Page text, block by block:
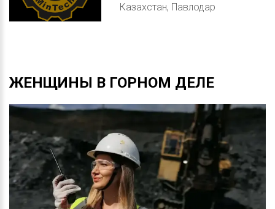
Казахстан, Павлодар
ЖЕНЩИНЫ В ГОРНОМ ДЕЛЕ